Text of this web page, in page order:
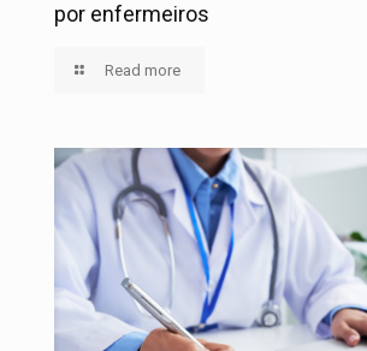
por enfermeiros
Read more